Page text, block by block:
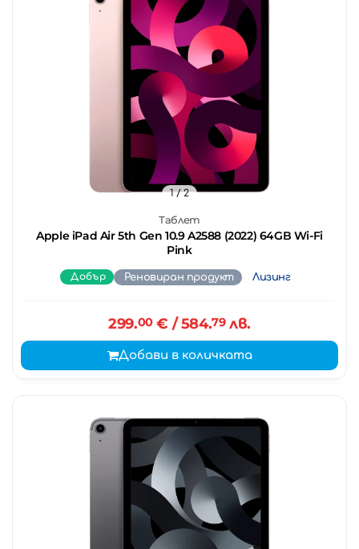
Таблет
Apple iPad Air 5th Gen 10.9 A2588 (2022) 64GB Wi-Fi
Pink
1/ 2
Добър Реновиран продукт Лизинг
299.00€ / 584.79лв.
Добави в количката